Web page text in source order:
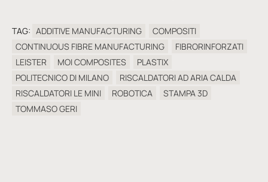
TAG: ADDITIVE MANUFACTURING
COMPOSITI
CONTINUOUS FIBRE MANUFACTURING
FIBRORINFORZATI
LEISTER
MOI COMPOSITES
PLASTIX
POLITECNICO DI MILANO
RISCALDATORI AD ARIA CALDA
RISCALDATORI LE MINI
ROBOTICA
STAMPA 3D
TOMMASO GERI